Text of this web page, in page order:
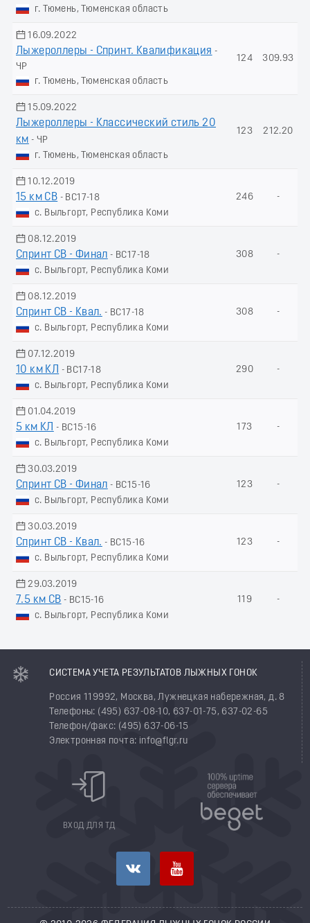
г. Тюмень, Тюменская область
16.09.2022
Лыжероллеры - Спринт. Квалификация -
ЧР
г. Тюмень, Тюменская область
124 309.93
15.09.2022
Лыжероллеры - Классический стиль 20
км - ЧР
г. Тюмень, Тюменская область
123 212.20
10.12.2019
15 км СВ - ВС17-18
с. Выльгорт, Республика Коми
246 -
08.12.2019
Спринт СВ - Финал - ВС17-18
с. Выльгорт, Республика Коми
308 -
08.12.2019
Спринт СВ - Квал. - ВС17-18
с. Выльгорт, Республика Коми
308 -
07.12.2019
10 км КЛ
- ВС17-18
с. Выльгорт, Республика Коми
290 -
01.04.2019
5 км КЛ
- ВС15-16
с. Выльгорт, Республика Коми
173 -
30.03.2019
Спринт СВ - Финал - ВС15-16
с. Выльгорт, Республика Коми
123 -
30.03.2019
Спринт СВ - Квал. - ВС15-16
с. Выльгорт, Республика Коми
123 -
29.03.2019
7.5 км СВ - ВС15-16
с. Выльгорт, Республика Коми
119 -
СИСТЕМА УЧЕТА РЕЗУЛЬТАТОВ ЛЫЖНЫХ ГОНОК
Россия 119992, Москва, Лужнецкая набережная, д. 8
Телефоны: (495) 637-08-10, 637-01-75, 637-02-65
Телефон/факс: (495) 637-06-15
Электронная почта: info@flgr.ru
ВХОД ДЛЯ ТД